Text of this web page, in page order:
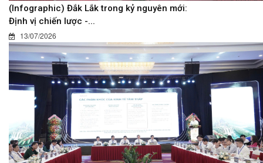
(Infographic) Đắk Lắk trong kỷ nguyên mới:
Định vị chiến lược -...
13/07/2026